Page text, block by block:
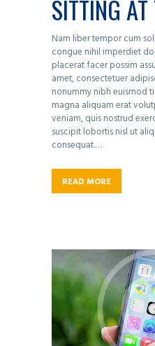
SITTING
Nam liber tempor cum
congue nihil imperdiet
placerat facer possim
amet, consectetuer
nonummy nibh euismod
magna aliquam erat
veniam, quis nostrud
suscipit lobortis nisl ut
consequat.…
READ MORE